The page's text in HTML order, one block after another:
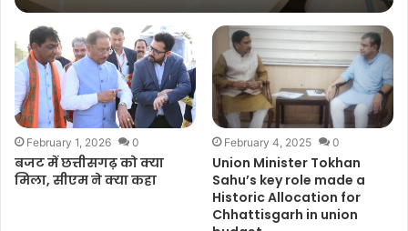
February 1, 2026 0
बजट में छत्तीसगढ़ को क्या
मिला, सीएम ने क्या कहा
February 4, 2025 0
Union Minister Tokhan
Sahu’s key role made a
Historic Allocation for
Chhattisgarh in union